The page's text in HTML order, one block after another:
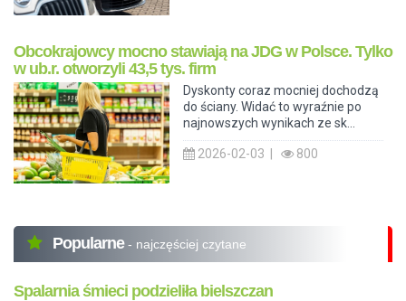
Obcokrajowcy mocno stawiają na JDG w Polsce. Tylko
w ub.r. otworzyli 43,5 tys. firm
Dyskonty coraz mocniej dochodzą
do ściany. Widać to wyraźnie po
najnowszych wynikach ze sk...
2026-02-03 | 800
Popularne - najczęściej czytane
Spalarnia śmieci podzieliła bielszczan